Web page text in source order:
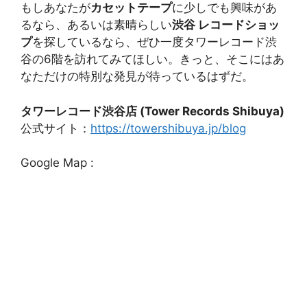
もしあなたがカセットテープに少しでも興味があ
るなら、あるいは素晴らしい渋谷 レコードショッ
プを探しているなら、ぜひ一度タワーレコード渋
谷の6階を訪れてみてほしい。きっと、そこにはあ
なただけの特別な発見が待っているはずだ。
タワーレコード渋谷店 (Tower Records Shibuya)
公式サイト： https://towershibuya.jp/blog
Google Map :